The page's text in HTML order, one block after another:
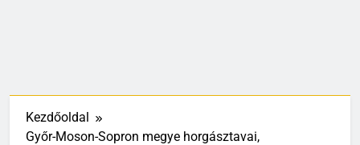
Kezdőoldal
Győr-Moson-Sopron megye horgásztavai,